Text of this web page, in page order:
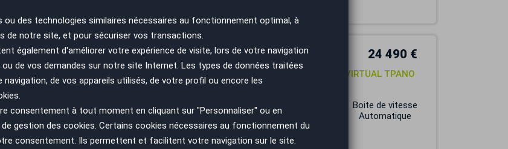
SEAT LEON ST 24 490 €
2.0 TSI 300 DSG7 CUPRA 4DRIVE / FRANCE / BREMBO VIRTUAL TPANO
/ ENTRETIEN A...
Année
2019
Kilométrage
101805 km
ESSENCE
Boite de vitesse
Automatique
Tours - 37270
ou des technologies similaires nécessaires au fonctionnement optimal, à
de notre site, et pour sécuriser vos transactions.
également d'améliorer votre expérience de visite, lors de votre navigation
de vos demandes sur notre site Internet. Les types de données traitées
de vos appareils utilisés, de votre profil ou encore les
consentement à tout moment en cliquant sur "Personnaliser" ou en
gestion des cookies . Certains cookies nécessaires au fonctionnement du
consentement. Ils permettent et facilitent votre navigation sur le site.